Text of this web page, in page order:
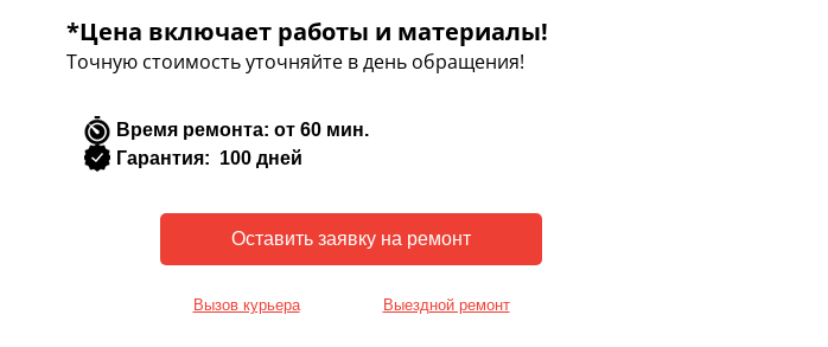
*Цена включает работы и материалы!
Точную стоимость уточняйте в день обращения!
Время ремонта: от 60 мин.
Гарантия: 100 дней
Вызов курьера Выездной ремонт